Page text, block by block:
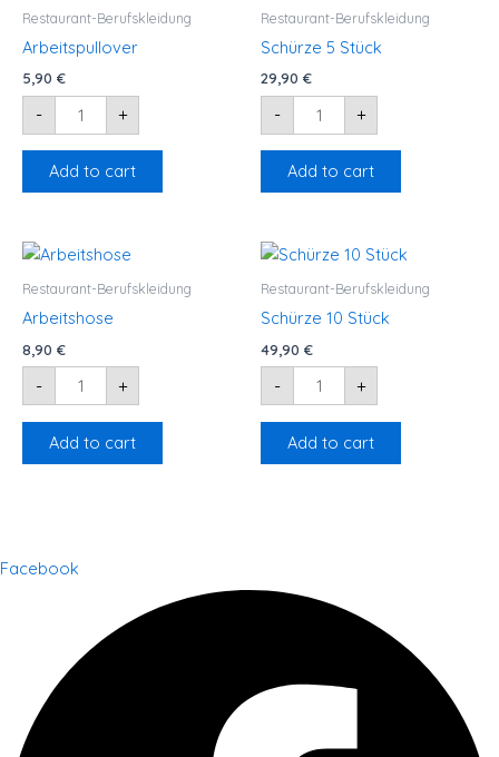
Restaurant-Berufskleidung
Arbeitspullover
5,90 €
- +
Add to cart
Restaurant-Berufskleidung
Schürze 5 Stück
29,90 €
-
quantity
+
Add to cart
Restaurant-Berufskleidung
Arbeitshose
8,90 €
-
Arbeitshose
quantity
+
Add to cart
Restaurant-Berufskleidung
Schürze 10 Stück
49,90 €
-
Schürze
10
quantity
+
Add to cart
Facebook